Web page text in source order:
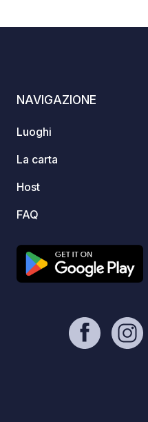
NAVIGAZIONE
Luoghi
La carta
Host
FAQ